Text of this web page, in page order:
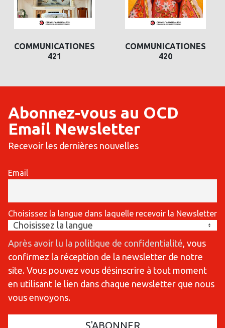
COMMUNICATIONES
420
COMMUNICATIONES
419
Abonnez-vous au OCD
Email Newsletter
Recevoir les dernières nouvelles
Email
Choisissez la langue dans laquelle recevoir la Newsletter
Après avoir lu la politique de confidentialité, vous
confirmez la réception de la newsletter de notre
site. Vous pouvez vous désinscrire à tout moment
en utilisant le lien dans chaque newsletter que nous
vous envoyons.